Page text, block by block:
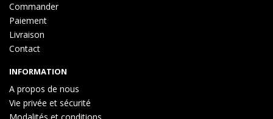
Commander
Paiement
Livraison
Contact
INFORMATION
A propos de nous
Vie privée et sécurité